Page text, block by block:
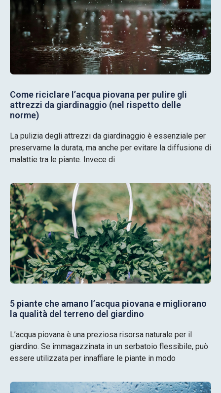
Come riciclare l’acqua piovana per pulire gli
attrezzi da giardinaggio (nel rispetto delle
norme)
La pulizia degli attrezzi da giardinaggio è essenziale per
preservarne la durata, ma anche per evitare la diffusione di
malattie tra le piante. Invece di
5 piante che amano l’acqua piovana e migliorano
la qualità del terreno del giardino
L’acqua piovana è una preziosa risorsa naturale per il
giardino. Se immagazzinata in un serbatoio flessibile, può
essere utilizzata per innaffiare le piante in modo